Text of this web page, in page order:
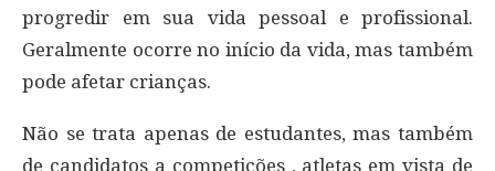
progredir em sua vida pessoal e profissional.
Geralmente ocorre no início da vida, mas também
pode afetar crianças.
Não se trata apenas de estudantes, mas também
de candidatos a competições , atletas em vista de